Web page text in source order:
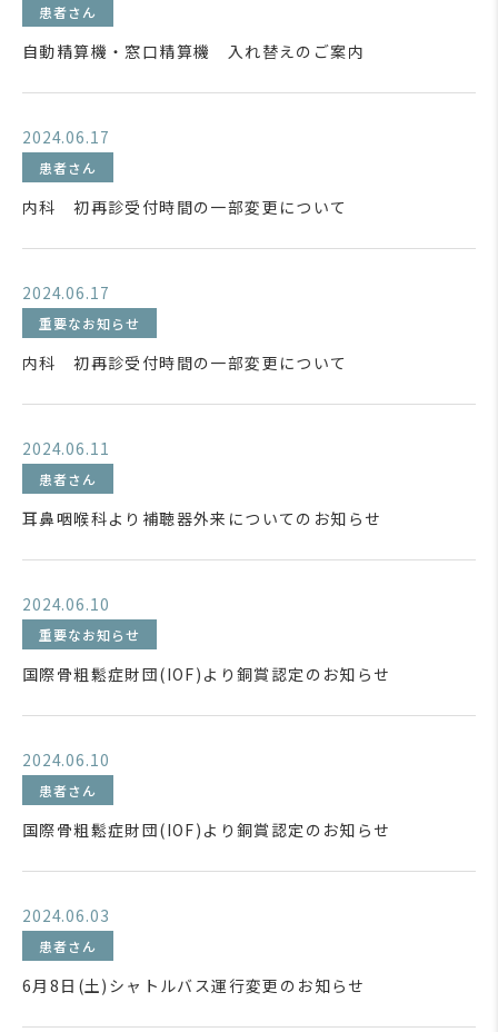
患者さん
自動精算機・窓口精算機 入れ替えのご案内
2024.06.17
患者さん
内科 初再診受付時間の一部変更について
2024.06.17
重要なお知らせ
内科 初再診受付時間の一部変更について
2024.06.11
患者さん
耳鼻咽喉科より補聴器外来についてのお知らせ
2024.06.10
重要なお知らせ
国際骨粗鬆症財団(IOF)より銅賞認定のお知らせ
2024.06.10
患者さん
国際骨粗鬆症財団(IOF)より銅賞認定のお知らせ
2024.06.03
患者さん
6月8日(土)シャトルバス運行変更のお知らせ